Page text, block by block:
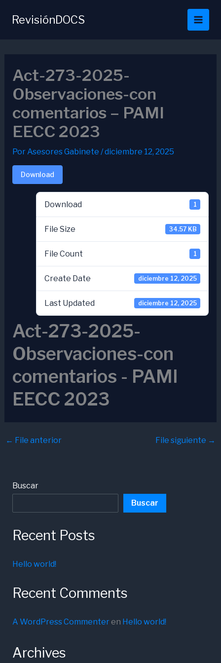
RevisiónDOCS
Act-273-2025-
Observaciones-con
comentarios – PAMI
EECC 2023
PorAsesores Gabinete /diciembre 12, 2025
Download
Download 1
File Size 34.57 KB
File Count 1
Create Date diciembre 12, 2025
Last Updated diciembre 12, 2025
Act-273-2025-
Observaciones-con
comentarios - PAMI
EECC 2023
← File anterior File siguiente →
Buscar
Buscar
Recent Posts
Hello world!
Recent Comments
A WordPress Commenteren Hello world!
Archives